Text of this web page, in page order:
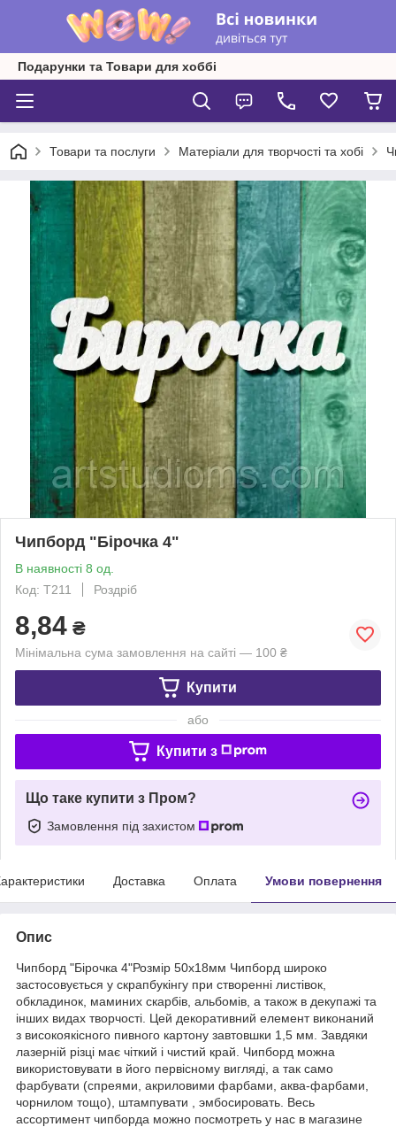
Подарунки та Товари для хоббі
Товари та послуги Матеріали для творчості та хобі
Чипборд "Бірочка 4"
В наявності 8 од.
Код: Т211
Роздріб
8,84 ₴
Мінімальна сума замовлення на сайті — 100 ₴
Купити
або
Купити з
Що таке купити з Пром?
Замовлення під захистом
Доставка Оплата Умови повернення
Опис
Чипборд "Бірочка 4"Розмір 50х18мм Чипборд широко
застосовується у скрапбукінгу при створенні листівок,
обкладинок, маминих скарбів, альбомів, а також в декупажі та
інших видах творчості. Цей декоративний елемент виконаний
з високоякісного пивного картону завтовшки 1,5 мм. Завдяки
лазерній різці має чіткий і чистий край. Чипборд можна
використовувати в його первісному вигляді, а так само
фарбувати (спреями, акриловими фарбами, аква-фарбами,
чорнилом тощо), штампувати , эмбосировать. Весь
ассортимент чипборда можно посмотреть у нас в магазине